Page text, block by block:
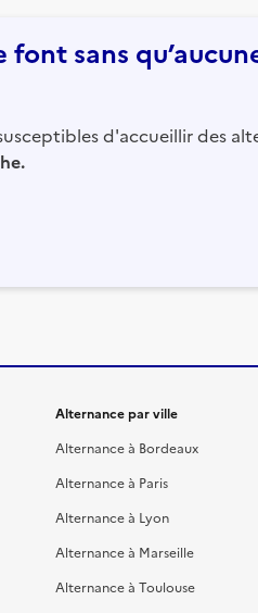
sans
d'accueillir des
Alternance par ville
Alternance à Bordeaux
Alternance à Paris
Alternance à Lyon
Alternance à Marseille
Alternance à Toulouse